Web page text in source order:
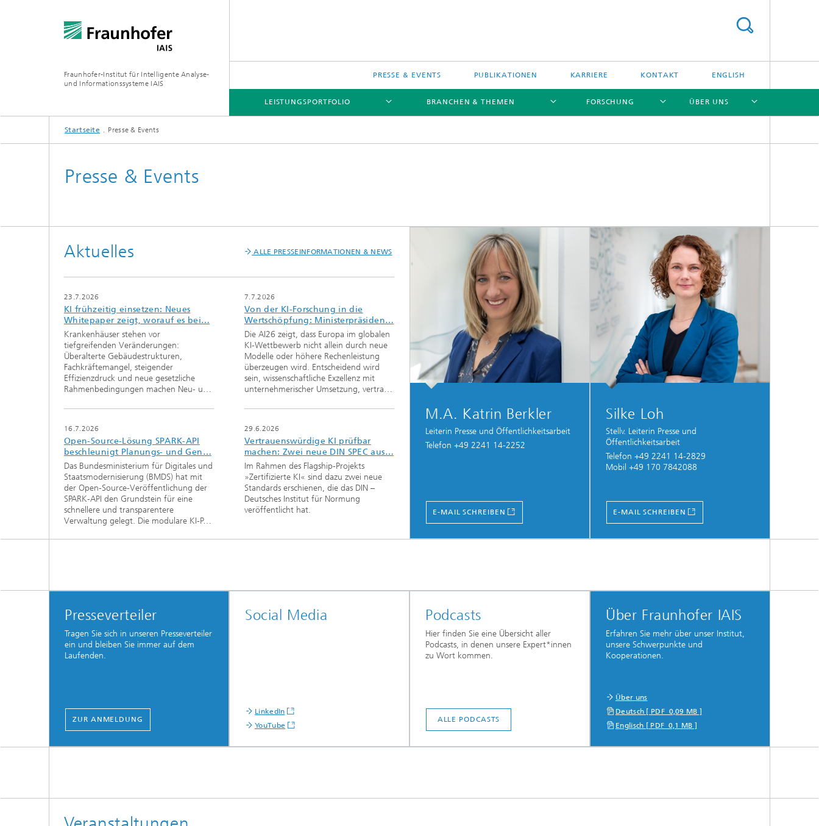
Fraunhofer-Institut für Intelligente Analyse-
und Informationssysteme IAIS
PRESSE & EVENTS PUBLIKATIONEN KARRIERE KONTAKT ENGLISH
LEISTUNGSPORTFOLIO
LEISTUNGSPORTFOLIO
BRANCHEN & THEMEN
BRANCHEN & THEMEN
Gesundheitswesen
Handel
Medien
Öffentlicher Sektor
Generative KI
Intelligente Prozessautomatisierung
KI für Vertrieb und Kundenservice
KI-Qualifizierung & -Weiterbildung
Nachhaltigkeit
FORSCHUNG
FORSCHUNG
ÜBER UNS
ÜBER UNS
Startseite Presse & Events
Presse & Events
Aktuelles ALLE PRESSEINFORMATIONEN & NEWS
23.7.2026
KI frühzeitig einsetzen: Neues
Whitepaper zeigt, worauf es bei…
Krankenhäuser stehen vor
tiefgreifenden Veränderungen:
Überalterte Gebäudestrukturen,
Fachkräftemangel, steigender
Effizienzdruck und neue gesetzliche
Rahmenbedingungen machen Neu- u…
16.7.2026
Open-Source-Lösung SPARK-API
beschleunigt Planungs- und Gen…
Das Bundesministerium für Digitales und
Staatsmodernisierung (BMDS) hat mit
der Open-Source-Veröffentlichung der
SPARK-API den Grundstein für eine
schnellere und transparentere
Verwaltung gelegt. Die modulare KI-P…
7.7.2026
Von der KI-Forschung in die
Wertschöpfung: Ministerpräsiden…
Die AI26 zeigt, dass Europa im globalen
KI-Wettbewerb nicht allein durch neue
Modelle oder höhere Rechenleistung
überzeugen wird. Entscheidend wird
sein, wissenschaftliche Exzellenz mit
unternehmerischer Umsetzung, vertra…
29.6.2026
Vertrauenswürdige KI prüfbar
machen: Zwei neue DIN SPEC aus…
Im Rahmen des Flagship-Projekts
»Zertifizierte KI« sind dazu zwei neue
Standards erschienen, die das DIN –
Deutsches Institut für Normung
veröffentlicht hat.
M.A. Katrin Berkler
Leiterin Presse und Öffentlichkeitsarbeit
Telefon +49 2241 14-2252
E-MAIL SCHREIBEN
Silke Loh
Stellv. Leiterin Presse und
Öffentlichkeitsarbeit
Telefon +49 2241 14-2829
Mobil +49 170 7842088
E-MAIL SCHREIBEN
Presseverteiler
Tragen Sie sich in unseren Presseverteiler
ein und bleiben Sie immer auf dem
Laufenden.
ZUR ANMELDUNG
Social Media
LinkedIn
YouTube
Podcasts
Hier finden Sie eine Übersicht aller
Podcasts, in denen unsere Expert*innen
zu Wort kommen.
ALLE PODCASTS
Über Fraunhofer IAIS
Erfahren Sie mehr über unser Institut,
unsere Schwerpunkte und
Kooperationen.
Über uns
Deutsch [ PDF 0,09 MB ]
Englisch [ PDF 0,1 MB ]